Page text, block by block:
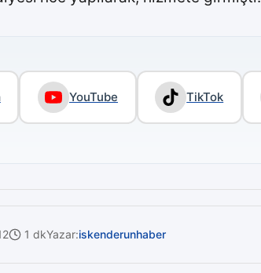
YouTube TikTok
1 dkYazar:iskenderunhaber